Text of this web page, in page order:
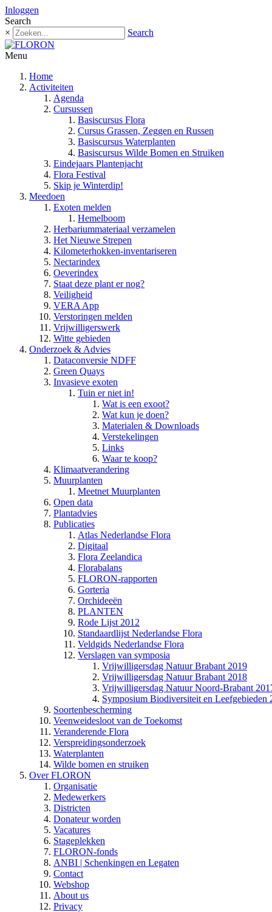
Inloggen
Search
×
Search
Menu
Home
Activiteiten
Agenda
Cursussen
Basiscursus Flora
Cursus Grassen, Zeggen en Russen
Basiscursus Waterplanten
Basiscursus Wilde Bomen en Struiken
Eindejaars Plantenjacht
Flora Festival
Skip je Winterdip!
Meedoen
Exoten melden
Hemelboom
Herbariummateriaal verzamelen
Het Nieuwe Strepen
Kilometerhokken-inventariseren
Nectarindex
Oeverindex
Staat deze plant er nog?
Veiligheid
VERA App
Verstoringen melden
Vrijwilligerswerk
Witte gebieden
Onderzoek & Advies
Dataconversie NDFF
Green Quays
Invasieve exoten
Tuin er niet in!
Wat is een exoot?
Wat kun je doen?
Materialen & Downloads
Verstekelingen
Links
Waar te koop?
Klimaatverandering
Muurplanten
Meetnet Muurplanten
Open data
Plantadvies
Publicaties
Atlas Nederlandse Flora
Digitaal
Flora Zeelandica
Florabalans
FLORON-rapporten
Gorteria
Orchideeën
PLANTEN
Rode Lijst 2012
Standaardlijst Nederlandse Flora
Veldgids Nederlandse Flora
Verslagen van symposia
Vrijwilligersdag Natuur Brabant 2019
Vrijwilligersdag Natuur Brabant 2018
Vrijwilligersdag Natuur Noord-Brabant
Symposium Biodiversiteit en Leefgebieden
Soortenbescherming
Veenweidesloot van de Toekomst
Veranderende Flora
Verspreidingsonderzoek
Waterplanten
Wilde bomen en struiken
Over FLORON
Organisatie
Medewerkers
Districten
Donateur worden
Vacatures
Stageplekken
FLORON-fonds
ANBI | Schenkingen en Legaten
Contact
Webshop
About us
Privacy